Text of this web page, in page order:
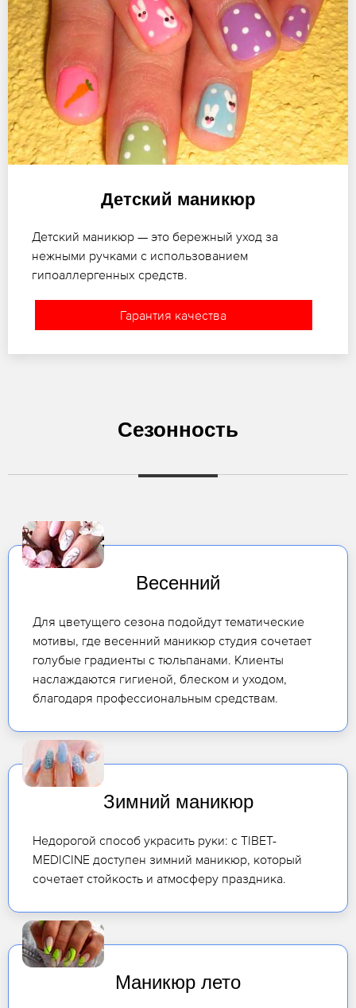
Детский маникюр
Детский маникюр — это бережный уход за
нежными ручками с использованием
гипоаллергенных средств.
Гарантия качества
Сезонность
Весенний
Для цветущего сезона подойдут тематические
мотивы, где весенний маникюр студия сочетает
голубые градиенты с тюльпанами. Клиенты
наслаждаются гигиеной, блеском и уходом,
благодаря профессиональным средствам.
Зимний маникюр
Недорогой способ украсить руки: с TIBET-
MEDICINE доступен зимний маникюр, который
сочетает стойкость и атмосферу праздника.
Маникюр лето